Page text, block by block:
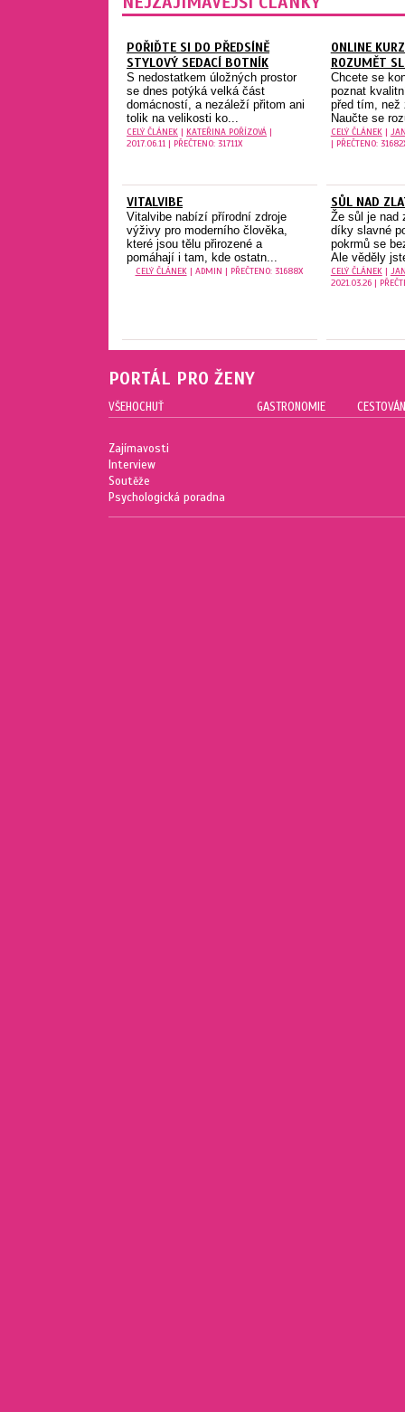
POŘIĎTE SI DO PŘEDSÍNĚ
STYLOVÝ SEDACÍ BOTNÍK
S nedostatkem úložných prostor
se dnes potýká velká část
domácností, a nezáleží přitom ani
tolik na velikosti ko...
CELÝ ČLÁNEK | KATEŘINA POŘÍZOVÁ |
2017.06.11 | PŘEČTENO: 31711X
ONLINE
ROZUMĚT
Chcete se
poznat
před tím, než
Naučte se
CELÝ ČLÁNEK|
| PŘEČTENO:
VITALVIBE
Vitalvibe nabízí přírodní zdroje
výživy pro moderního člověka,
které jsou tělu přirozené a
pomáhají i tam, kde ostatn...
CELÝ ČLÁNEK| ADMIN | PŘEČTENO: 31688X
SŮL NAD
Že sůl je nad
díky slavné
pokrmů se
Ale věděly
CELÝ ČLÁNEK|
2021.03.26 |
PORTÁL PRO ŽENY
VŠEHOCHUŤ
Zajímavosti
Interview
Soutěže
Psychologická poradna
GASTRONOMIE